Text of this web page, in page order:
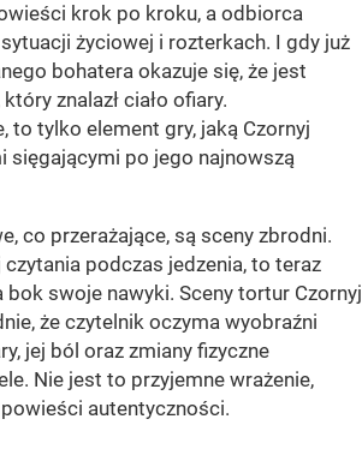
krok po kroku, a odbiorca
życiowej i rozterkach. I gdy już
bohatera okazuje się, że jest
znalazł ciało ofiary.
to tylko element gry, jaką Czornyj
sięgającymi po jego najnowszą
co przerażające, są sceny zbrodni.
podczas jedzenia, to teraz
bok swoje nawyki. Sceny tortur Czornyj
że czytelnik oczyma wyobraźni
jej ból oraz zmiany fizyczne
Nie jest to przyjemne wrażenie,
autentyczności.